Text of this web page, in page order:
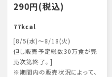
290円(税込)
77kcal
[8/5(水)～8/18(火)
但し販売予定総数30万食が完
売次第終了。]
※期間内の販売状況によって、